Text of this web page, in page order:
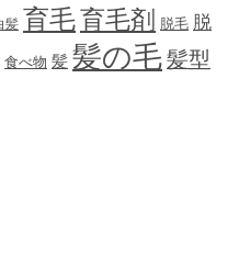
髪 育毛育毛剤 脱毛 脱
食べ物 髪 髪の毛髪型